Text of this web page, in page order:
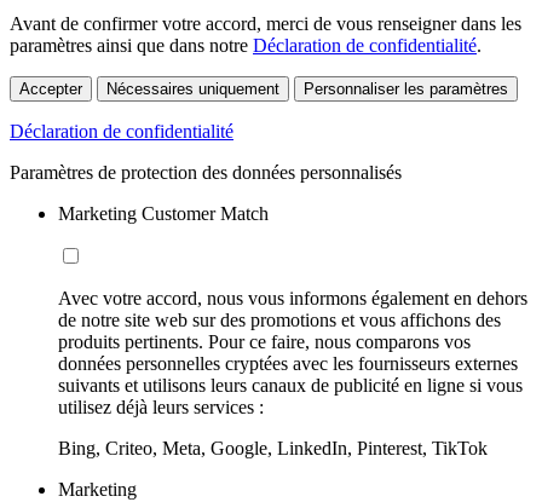
Avant de confirmer votre accord, merci de vous renseigner dans les
paramètres ainsi que dans notre Déclaration de confidentialité.
Accepter Nécessaires uniquement Personnaliser les paramètres
Déclaration de confidentialité
Paramètres de protection des données personnalisés
Marketing Customer Match
Avec votre accord, nous vous informons également en dehors
de notre site web sur des promotions et vous affichons des
produits pertinents. Pour ce faire, nous comparons vos
données personnelles cryptées avec les fournisseurs externes
suivants et utilisons leurs canaux de publicité en ligne si vous
utilisez déjà leurs services :
Bing, Criteo, Meta, Google, LinkedIn, Pinterest, TikTok
Marketing